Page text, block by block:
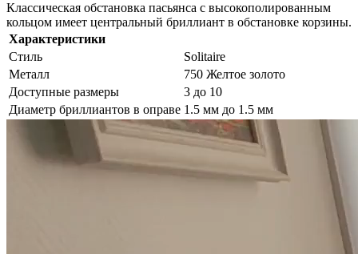
Классическая обстановка пасьянса с высокополированным
кольцом имеет центральный бриллиант в обстановке корзины.
Характеристики
Стиль
Solitaire
Металл
750 Желтое золото
Доступные размеры
3 до 10
Диаметр бриллиантов в оправе 1.5 мм до 1.5 мм